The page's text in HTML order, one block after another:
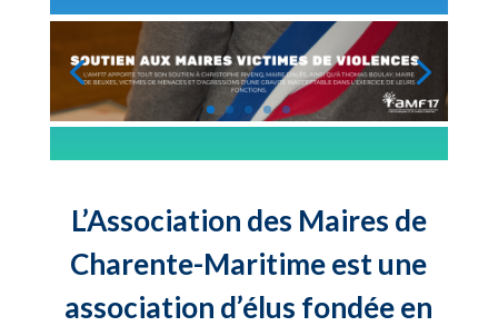
L’Association des Maires de
Charente-Maritime est une
association d’élus fondée en